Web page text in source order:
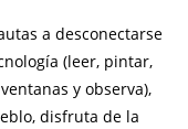
a desconectarse
(leer, pintar,
y observa),
disfruta de la